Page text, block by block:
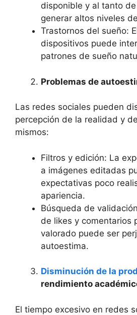
disponible y al tanto
generar altos niveles
Trastornos del sueño:
dispositivos puede
patrones de sueño
Problemas de
Las redes sociales pueden
percepción de la realidad y
mismos:
Filtros y edición: La
a imágenes editadas
expectativas poco
apariencia.
Búsqueda de
de likes y comentarios
valorado puede ser
autoestima.
Disminución de la
rendimiento
El tiempo excesivo en redes